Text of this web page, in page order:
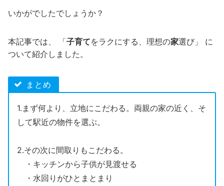
いかがでしたでしょうか？
本記事では、 「子育てをラクにする、理想の家選び」 に
ついて紹介しました。
まとめ
1.まず何より、立地にこだわる。両親の家の近く、そ
して駅近の物件を選ぶ。
2.その次に間取りもこだわる。
・キッチンから子供が見渡せる
・水回りがひとまとまり